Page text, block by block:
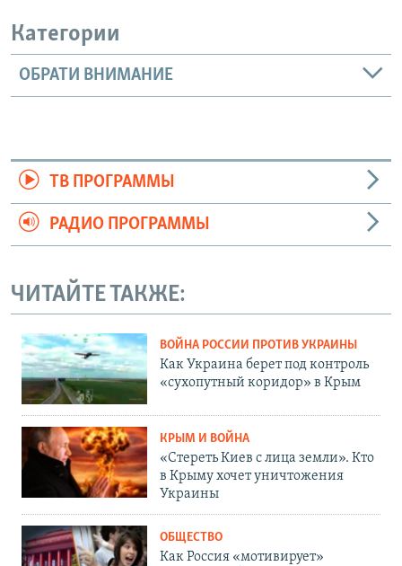
Категории
ОБРАТИ ВНИМАНИЕ
ТВ ПРОГРАММЫ
РАДИО ПРОГРАММЫ
ЧИТАЙТЕ ТАКЖЕ:
ВОЙНА РОССИИ ПРОТИВ УКРАИНЫ
Как Украина берет под контроль
«сухопутный коридор» в Крым
КРЫМ И ВОЙНА
«Стереть Киев с лица земли». Кто
в Крыму хочет уничтожения
Украины
ОБЩЕСТВО
Как Россия «мотивирует»